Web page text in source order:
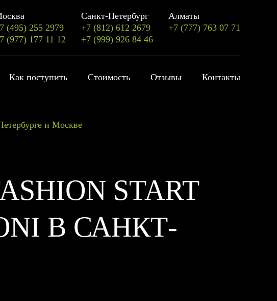
(495) 255 2979
(977) 177 11 12
Санкт-Петербург
+7 (812) 612 2679
+7 (999) 926 84 46
Алматы
+7 (777) 763 07 71
Как поступить Стоимость Отзывы Контакты
и Москве
START
В САНКТ-